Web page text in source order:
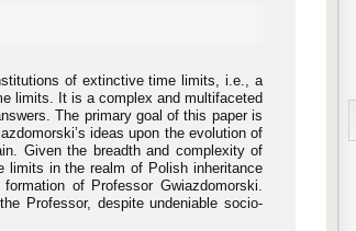
of extinctive time limits, i.e., a
limits. It is a complex and multifaceted
The primary goal of this paper is
ideas upon the evolution of
Given the breadth and complexity of
limits in the realm of Polish inheritance
of Professor Gwiazdomorski.
Professor, despite undeniable socio-